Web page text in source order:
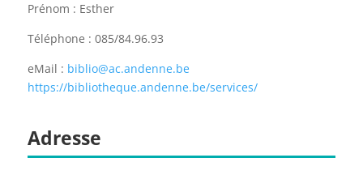
Prénom : Esther
Téléphone : 085/84.96.93
eMail : biblio@ac.andenne.be
https://bibliotheque.andenne.be/services/
Adresse